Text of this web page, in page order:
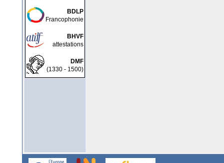
BDLP
Francophonie
BHVF
attestations
DMF
(1330 - 1500)